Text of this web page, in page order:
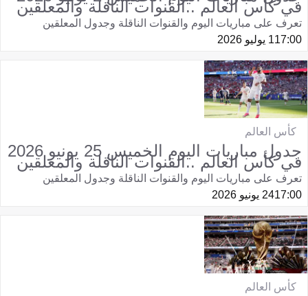
في كأس العالم ..القنوات الناقلة والمعلقين
تعرف على مباريات اليوم والقنوات الناقلة وجدول المعلقين
17:001 يوليو 2026
كأس العالم
جدول مباريات اليوم الخميس 25 يونيو 2026
في كأس العالم ..القنوات الناقلة والمعلقين
تعرف على مباريات اليوم والقنوات الناقلة وجدول المعلقين
17:0024 يونيو 2026
كأس العالم